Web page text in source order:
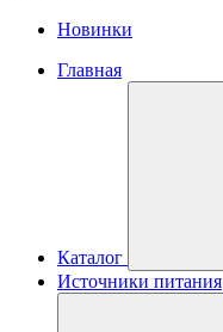
Новинки
Главная
Каталог
Источники питания